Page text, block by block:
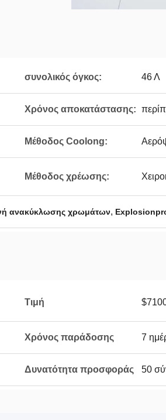
συνολικός όγκος: 46 Λ
Χρόνος αποκατάστασης:
Μέθοδος Coolong:
Μέθοδος χρέωσης:
ανακύκλωσης χρωμάτων,
Τιμή
Χρόνος παράδοσης 7
Δυνατότητα προσφοράς 50